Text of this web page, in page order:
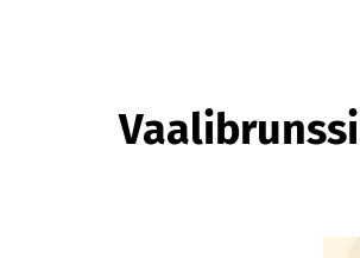
Vaalibrunssi